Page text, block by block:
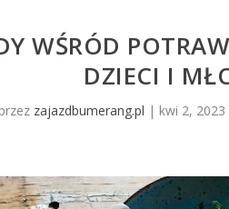
WŚRÓD
DZIECI I
zajazdbumerang.pl | kwi 2, 2023